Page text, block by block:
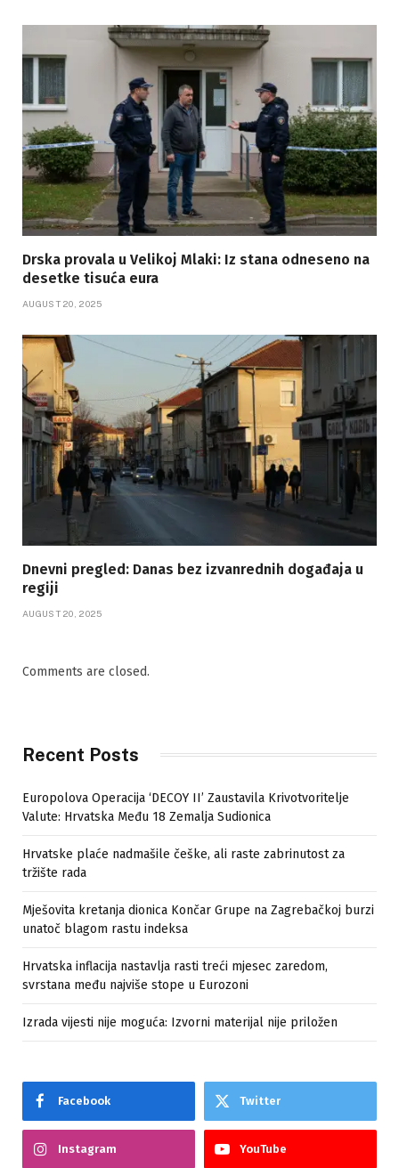
Drska provala u Velikoj Mlaki: Iz stana odneseno na
desetke tisuća eura
AUGUST 20, 2025
Dnevni pregled: Danas bez izvanrednih događaja u
regiji
AUGUST 20, 2025
Comments are closed.
Recent Posts
Europolova Operacija ‘DECOY II’ Zaustavila Krivotvoritelje
Valute: Hrvatska Među 18 Zemalja Sudionica
Hrvatske plaće nadmašile češke, ali raste zabrinutost za
tržište rada
Mješovita kretanja dionica Končar Grupe na Zagrebačkoj burzi
unatoč blagom rastu indeksa
Hrvatska inflacija nastavlja rasti treći mjesec zaredom,
svrstana među najviše stope u Eurozoni
Izrada vijesti nije moguća: Izvorni materijal nije priložen
Facebook Twitter
Instagram YouTube